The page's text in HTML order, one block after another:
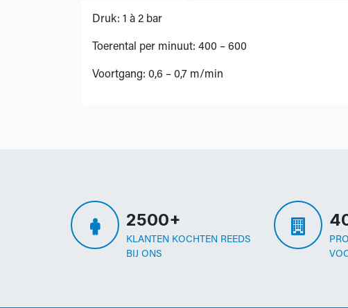
Druk: 1 à 2 bar
Toerental per minuut: 400 – 600
Voortgang: 0,6 – 0,7 m/min
2500+
KLANTEN KOCHTEN REEDS
BIJ ONS